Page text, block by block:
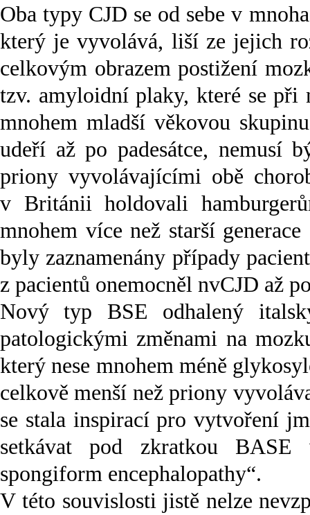
Oba typy CJD se od sebe v
který je vyvolává, liší ze jejich
celkovým obrazem postižení
tzv. amyloidní plaky, které se při
mnohem mladší věkovou
udeří až po padesátce, nemusí
priony vyvolávajícími obě
v Británii holdovali
mnohem více než starší
byly zaznamenány případy
z pacientů onemocněl nvCJD až
Nový typ BSE odhalený
patologickými změnami na
který nese mnohem méně
celkově menší než priony
se stala inspirací pro vytvoření
setkávat pod zkratkou
spongiform encephalopathy“.
V této souvislosti jistě nelze